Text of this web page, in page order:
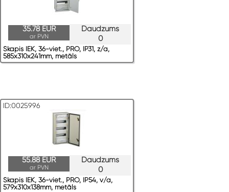
Daudzums
0
35.78 EUR
ar PVN
Skapis IEK, 36-viet., PRO, IP31, z/a,
585x310x241mm, metāls
ID:0025996
Daudzums
0
55.88 EUR
ar PVN
Skapis IEK, 36-viet., PRO, IP54, v/a,
579x310x138mm, metāls